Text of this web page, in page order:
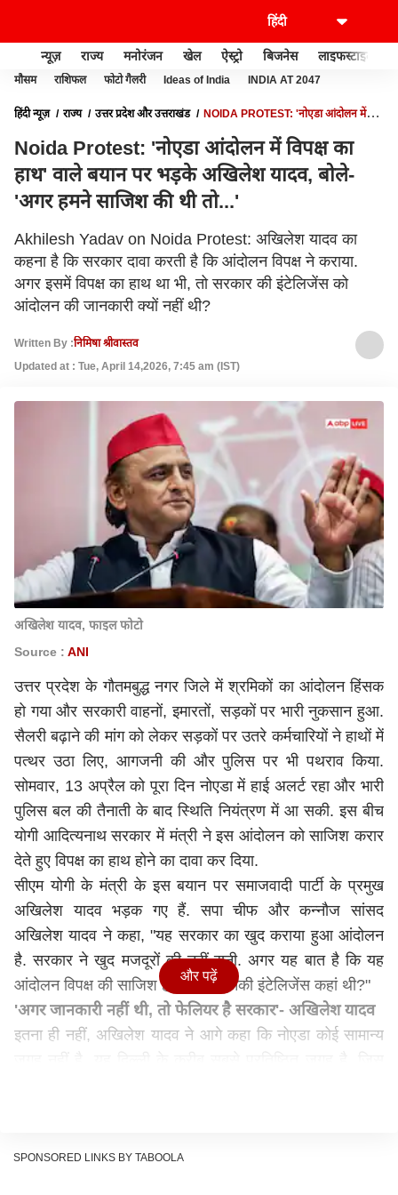
न्यूज़ राज्य मनोरंजन खेल ऐस्ट्रो बिजनेस लाइफस्टाइल
मौसम राशिफल फोटो गैलरी Ideas of India INDIA AT 2047
हिंदी न्यूज़ राज्य उत्तर प्रदेश और उत्तराखंड
NOIDA PROTEST: 'नोएडा आंदोलन में
Noida Protest: 'नोएडा आंदोलन में विपक्ष का
हाथ' वाले बयान पर भड़के अखिलेश यादव, बोले-
'अगर हमने साजिश की थी तो...'
Akhilesh Yadav on Noida Protest: अखिलेश यादव का
कहना है कि सरकार दावा करती है कि आंदोलन विपक्ष ने कराया.
अगर इसमें विपक्ष का हाथ था भी, तो सरकार की इंटेलिजेंस को
आंदोलन की जानकारी क्यों नहीं थी?
Written By :निमिषा श्रीवास्तव
Updated at : Tue, April 14,2026, 7:45 am (IST)
अखिलेश यादव, फाइल फोटो
Source : ANI
उत्तर प्रदेश के गौतमबुद्ध नगर जिले में श्रमिकों का आंदोलन हिंसक
हो गया और सरकारी वाहनों, इमारतों, सड़कों पर भारी नुकसान हुआ.
सैलरी बढ़ाने की मांग को लेकर सड़कों पर उतरे कर्मचारियों ने हाथों में
पत्थर उठा लिए, आगजनी की और पुलिस पर भी पथराव किया.
सोमवार, 13 अप्रैल को पूरा दिन नोएडा में हाई अलर्ट रहा और भारी
पुलिस बल की तैनाती के बाद स्थिति नियंत्रण में आ सकी. इस बीच
योगी आदित्यनाथसरकार में मंत्री ने इस आंदोलन को साजिश करार
देते हुए विपक्ष का हाथ होने का दावा कर दिया.
सीएम योगी के मंत्री के इस बयान पर समाजवादी पार्टी के प्रमुख
अखिलेश यादव भड़क गए हैं. सपा चीफ और कन्नौज सांसद
अखिलेश यादव ने कहा, "यह सरकार का खुद कराया हुआ आंदोलन
है. सरकार ने खुद मजदूरों की नहीं सुनी. अगर यह बात है कि यह
आंदोलन विपक्ष की साजिश है, तो फिर इनकी इंटेलिजेंस कहां थी?"
'अगर जानकारी नहीं थी, तो फेलियर है सरकार'- अखिलेश यादव
इतना ही नहीं, अखिलेश यादव ने आगे कहा कि नोएडा कोई सामान्य
की जानकारी सरकार को ही नहीं थी, तो फिर यह बिल्कुल फेलियर
और पढ़ें
SPONSORED LINKS BY TABOOLA